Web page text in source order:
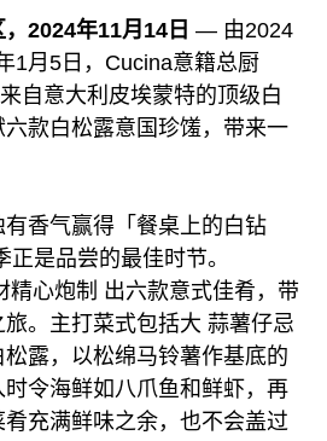
2024年11月14日 — 由2024
1月5日，Cucina意籍总厨
自意大利皮埃蒙特的顶级白
款白松露意国珍馐，带来一
香气赢得「餐桌上的白钻
是品尝的最佳时节。
精心炮制 出六款意式佳肴，带
。主打菜式包括大 蒜薯仔忌
露，以松绵马铃薯作基底的
令海鲜如八爪鱼和鲜虾，再
充满鲜味之余，也不会盖过